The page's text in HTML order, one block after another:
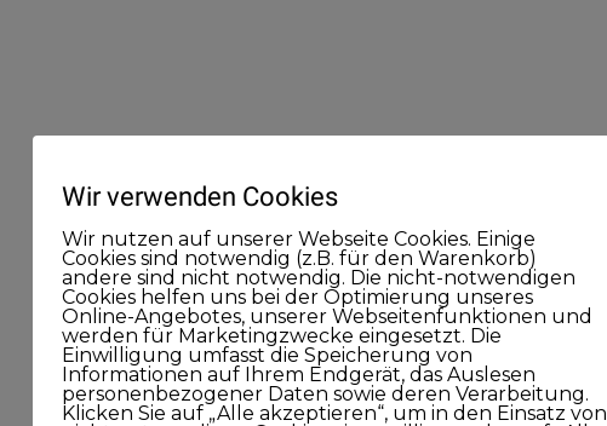
Wir verwenden Cookies
Wir nutzen auf unserer Webseite Cookies. Einige
Cookies sind notwendig (z.B. für den Warenkorb)
andere sind nicht notwendig. Die nicht-notwendigen
Cookies helfen uns bei der Optimierung unseres
Online-Angebotes, unserer Webseitenfunktionen und
werden für Marketingzwecke eingesetzt. Die
Einwilligung umfasst die Speicherung von
Informationen auf Ihrem Endgerät, das Auslesen
personenbezogener Daten sowie deren Verarbeitung.
Klicken Sie auf „Alle akzeptieren“, um in den Einsatz von